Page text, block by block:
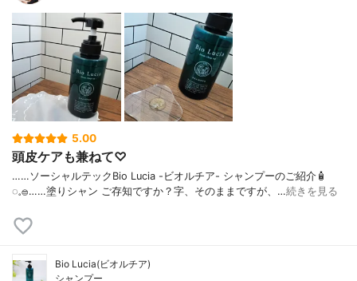
5.00
頭皮ケアも兼ねて♡
……⁡⁡⁡ソーシャルテックBio Lucia -ビオルチア- シャンプー⁡のご紹介🧴‎
◌𓈒𓐍⁡……⁡⁡⁡⁡塗りシャン ご存知ですか？⁡⁡⁡⁡字、そのままですが、…続きを見る
Bio Lucia(ビオルチア)
シャンプー